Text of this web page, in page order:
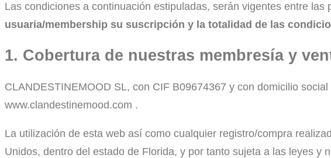
Las condiciones a continuación estipuladas, serán vigentes entre las
usuaria/membership su suscripción y la totalidad de las
1. Cobertura de nuestras membresía y
CLANDESTINEMOOD SL, con CIF B09674367 y con domicilio
www.clandestinemood.com .
La utilización de esta web así como cualquier registro/compra
Unidos, dentro del estado de Florida, y por tanto sujeta a las leyes y